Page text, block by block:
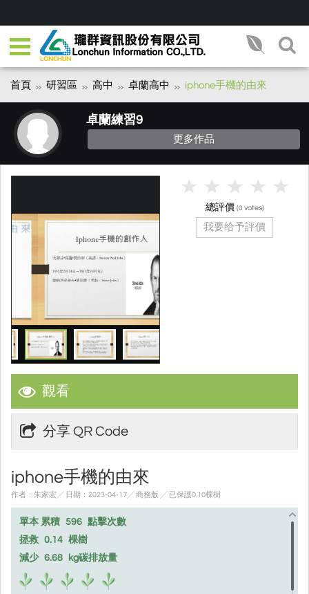
首頁 研習區 高中 卓蘭高中 iphone手機的由來
卓蘭練習9
更多作品
觀看
分享 QR Code
iphone手機的由來
作者：朱家宏╱ 日期：2023-04-17╱ 商務版 ╱ 已保護0.10棵樹
單本 累積 596 點擊次數
拯救 0.14 棵樹
減少 6.68 kg碳排放量
總評價 (0 votes)
我要给予評價